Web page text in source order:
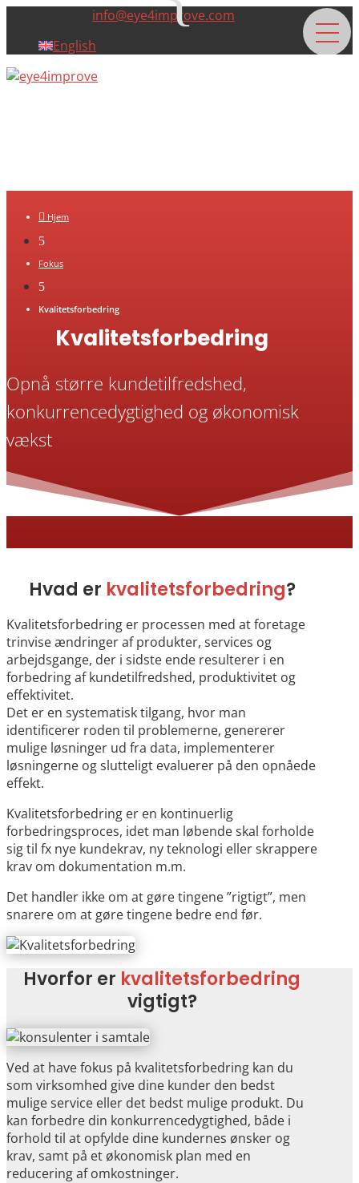
info@eye4improve.com
English
 Hjem
5
Fokus
5
Kvalitetsforbedring
Kvalitetsforbedring
Opnå større kundetilfredshed,
konkurrencedygtighed og økonomisk
vækst
Hvad er kvalitetsforbedring?
Kvalitetsforbedring er processen med at foretage
trinvise ændringer af produkter, services og
arbejdsgange, der i sidste ende resulterer i en
forbedring af kundetilfredshed, produktivitet og
effektivitet.
Det er en systematisk tilgang, hvor man
identificerer roden til problemerne, genererer
mulige løsninger ud fra data, implementerer
løsningerne og slutteligt evaluerer på den opnåede
effekt.
Kvalitetsforbedring er en kontinuerlig
forbedringsproces, idet man løbende skal forholde
sig til fx nye kundekrav, ny teknologi eller skrappere
krav om dokumentation m.m.
Det handler ikke om at gøre tingene ”rigtigt”, men
snarere om at gøre tingene bedre end før.
Hvorfor er kvalitetsforbedring
vigtigt?
Ved at have fokus på kvalitetsforbedring kan du
som virksomhed give dine kunder den bedst
mulige service eller det bedst mulige produkt. Du
kan forbedre din konkurrencedygtighed, både i
forhold til at opfylde dine kundernes ønsker og
krav, samt på et økonomisk plan med en
reducering af omkostninger.